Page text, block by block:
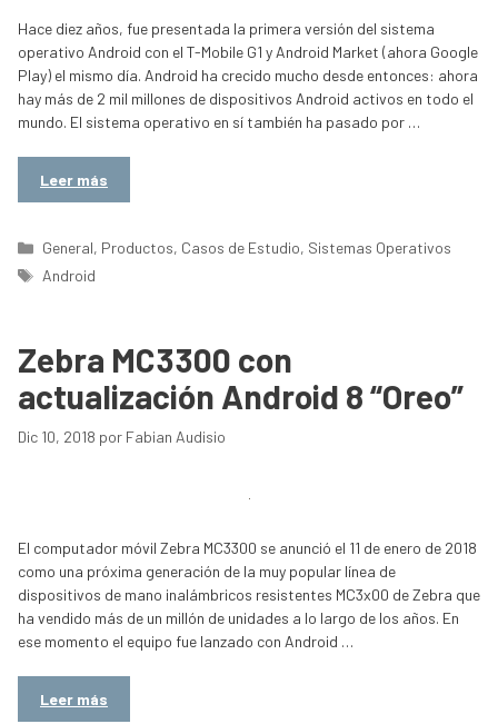
Hace diez años, fue presentada la primera versión del sistema
operativo Android con el T-Mobile G1 y Android Market (ahora Google
Play) el mismo día. Android ha crecido mucho desde entonces: ahora
hay más de 2 mil millones de dispositivos Android activos en todo el
mundo. El sistema operativo en sí también ha pasado por …
Leer más
Categorías
General, Productos, Casos de Estudio, Sistemas Operativos
Etiquetas
Android
Zebra MC3300 con
actualización Android 8 “Oreo”
Dic 10, 2018 por Fabian Audisio
El computador móvil Zebra MC3300 se anunció el 11 de enero de 2018
como una próxima generación de la muy popular línea de
dispositivos de mano inalámbricos resistentes MC3x00 de Zebra que
ha vendido más de un millón de unidades a lo largo de los años. En
ese momento el equipo fue lanzado con Android …
Leer más